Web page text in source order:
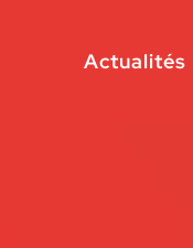
Actualités